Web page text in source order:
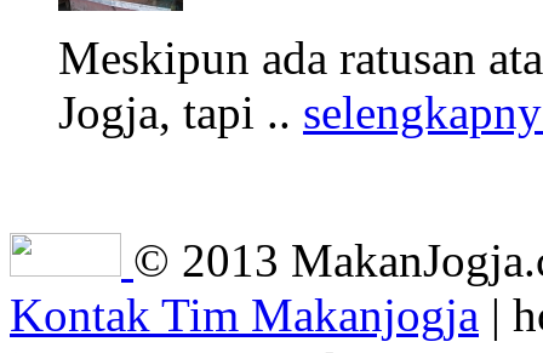
Meskipun ada ratusan
Jogja, tapi ..
© 2013
Kontak Tim Makanjogja |